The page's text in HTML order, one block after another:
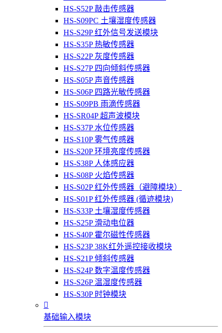
HS-S52P 敲击传感器
HS-S09PC 土壤湿度传感器
HS-S29P 红外信号发送模块
HS-S35P 热敏传感器
HS-S22P 灰度传感器
HS-S27P 四向倾斜传感器
HS-S05P 声音传感器
HS-S06P 四路光敏传感器
HS-S09PB 雨滴传感器
HS-SR04P 超声波模块
HS-S37P 水位传感器
HS-S10P 雾气传感器
HS-S20P 环境亮度传感器
HS-S38P 人体感应器
HS-S08P 火焰传感器
HS-S02P 红外传感器（避障模块）
HS-S01P 红外传感器 (循迹模块)
HS-S33P 土壤湿度传感器
HS-S25P 滑动电位器
HS-S40P 霍尔磁性传感器
HS-S23P 38K红外遥控接收模块
HS-S21P 倾斜传感器
HS-S24P 数字温度传感器
HS-S26P 温湿度传感器
HS-S30P 时钟模块

基础输入模块